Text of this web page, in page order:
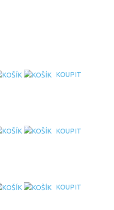
KOUPIT
KOUPIT
KOUPIT